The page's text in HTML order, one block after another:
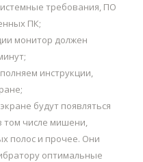
требования, ПО
ПК;
монитор должен
инструкции,
будут появляться
том числе мишени,
полос и прочее. Они
оптимальные